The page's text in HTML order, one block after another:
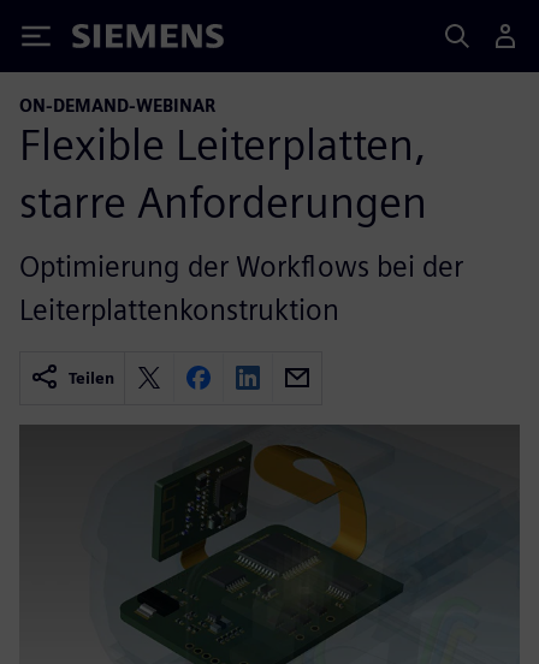
Siemens
ON-DEMAND-WEBINAR
Flexible Leiterplatten,
starre Anforderungen
Optimierung der Workflows bei der
Leiterplattenkonstruktion
Teilen